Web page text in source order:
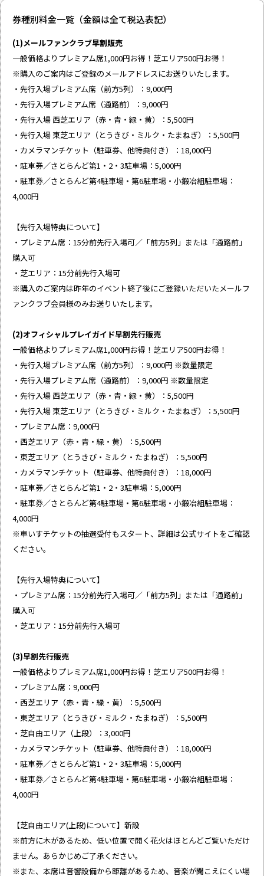
券種別料金一覧（金額は全て税込表記）
(1)メールファンクラブ早割販売
一般価格よりプレミアム席1,000円お得！芝エリア500円お得！
※購入のご案内はご登録のメールアドレスにお送りいたします。
・先行入場プレミアム席（前方5列）：9,000円
・先行入場プレミアム席（通路前）：9,000円
・先行入場 西芝エリア（赤・青・緑・黄）：5,500円
・先行入場 東芝エリア（とうきび・ミルク・たまねぎ）：5,500円
・カメラマンチケット（駐車券、他特典付き）：18,000円
・駐車券／さとらんど第1・2・3駐車場：5,000円
・駐車券／さとらんど第4駐車場・第6駐車場・小鍛冶組駐車場：
4,000円
【先行入場特典について】
・プレミアム席：15分前先行入場可／「前方5列」または「通路前」
購入可
・芝エリア：15分前先行入場可
※購入のご案内は昨年のイベント終了後にご登録いただいたメールフ
ァンクラブ会員様のみお送りいたします。
(2)オフィシャルプレイガイド早割先行販売
一般価格よりプレミアム席1,000円お得！芝エリア500円お得！
・先行入場プレミアム席（前方5列）：9,000円 ※数量限定
・先行入場プレミアム席（通路前）：9,000円 ※数量限定
・先行入場 西芝エリア（赤・青・緑・黄）：5,500円
・先行入場 東芝エリア（とうきび・ミルク・たまねぎ）：5,500円
・プレミアム席：9,000円
・西芝エリア（赤・青・緑・黄）：5,500円
・東芝エリア（とうきび・ミルク・たまねぎ）：5,500円
・カメラマンチケット（駐車券、他特典付き）：18,000円
・駐車券／さとらんど第1・2・3駐車場：5,000円
・駐車券／さとらんど第4駐車場・第6駐車場・小鍛冶組駐車場：
4,000円
※車いすチケットの抽選受付もスタート、詳細は公式サイトをご確認
ください。
【先行入場特典について】
・プレミアム席：15分前先行入場可／「前方5列」または「通路前」
購入可
・芝エリア：15分前先行入場可
(3)早割先行販売
一般価格よりプレミアム席1,000円お得！芝エリア500円お得！
・プレミアム席：9,000円
・西芝エリア（赤・青・緑・黄）：5,500円
・東芝エリア（とうきび・ミルク・たまねぎ）：5,500円
・芝自由エリア（上段）：3,000円
・カメラマンチケット（駐車券、他特典付き）：18,000円
・駐車券／さとらんど第1・2・3駐車場：5,000円
・駐車券／さとらんど第4駐車場・第6駐車場・小鍛冶組駐車場：
4,000円
【芝自由エリア(上段)について】新設
※前方に木があるため、低い位置で開く花火はほとんどご覧いただけ
ません。あらかじめご了承ください。
※また、本席は音響設備から距離があるため、音楽が聞こえにくい場